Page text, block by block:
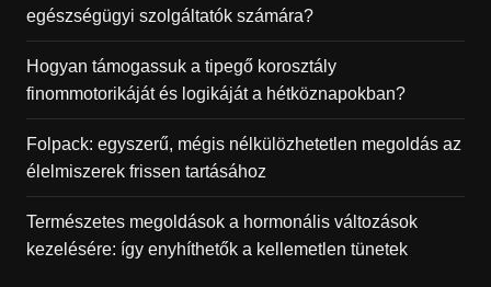
egészségügyi szolgáltatók számára?
Hogyan támogassuk a tipegő korosztály
finommotorikáját és logikáját a hétköznapokban?
Folpack: egyszerű, mégis nélkülözhetetlen megoldás az
élelmiszerek frissen tartásához
Természetes megoldások a hormonális változások
kezelésére: így enyhíthetők a kellemetlen tünetek